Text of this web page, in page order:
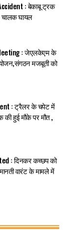
: बेकाबू ट्रक
चालक घायल
: जेएलकेएम के
मजबूती को
: ट्रैलर के चपेट में
हुई मौके पर मौत ,
: दिनकर कच्छप को
वारंट के मामले में